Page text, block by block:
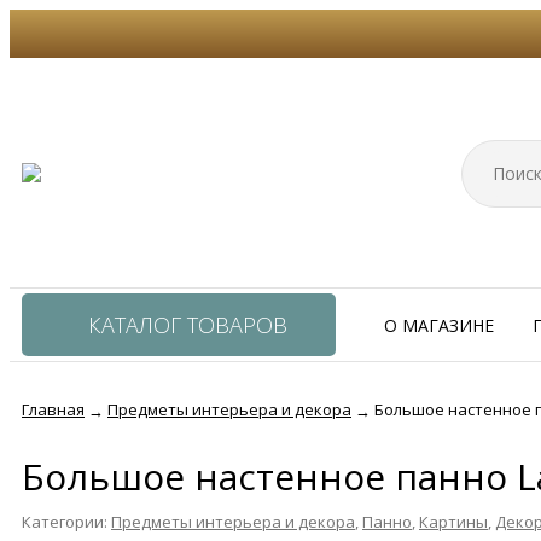
КАТАЛОГ ТОВАРОВ О МАГАЗИНЕ
Главная → Предметы интерьера и декора → Большое настенное
Большое настенное панно
Категории: Предметы интерьера и декора Панно Картины